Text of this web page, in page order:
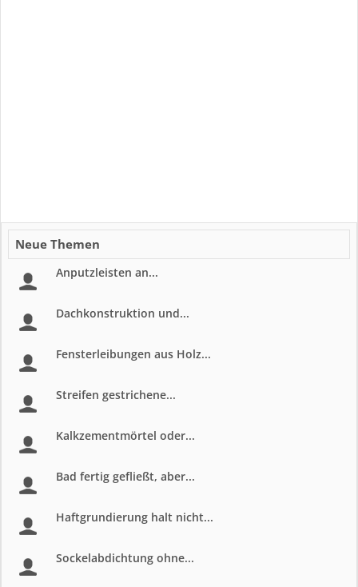
Neue Themen
Anputzleisten an...
Dachkonstruktion und...
Fensterleibungen aus Holz...
Streifen gestrichene...
Kalkzementmörtel oder...
Bad fertig gefließt, aber...
Haftgrundierung halt nicht...
Sockelabdichtung ohne...